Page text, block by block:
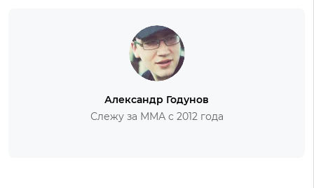
Александр Годунов
Слежу за ММА с 2012 года